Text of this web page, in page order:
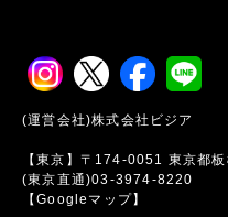
(運営会社)株式会社ビジア
【東京】〒174-0051 東京都
(東京直通)03-3974-8220
【Googleマップ】